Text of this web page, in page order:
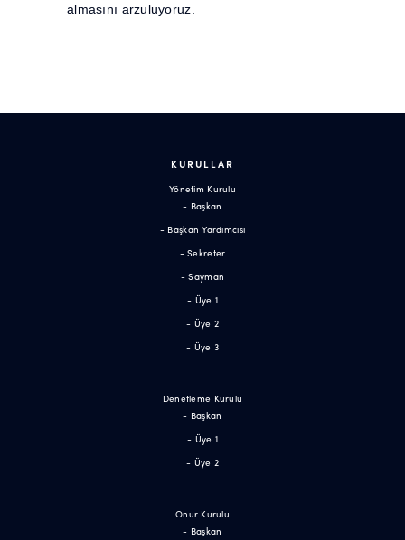
almasını arzuluyoruz.
KURULLAR
Yönetim Kurulu
- Başkan
- Başkan Yardımcısı
- Sekreter
- Sayman
- Üye 1
- Üye 2
- Üye 3
Denetleme Kurulu
- Başkan
- Üye 1
- Üye 2
Onur Kurulu
- Başkan